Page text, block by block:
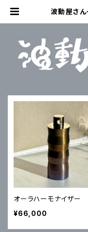
波動屋さ
オーラハーモナイザー
¥66,000